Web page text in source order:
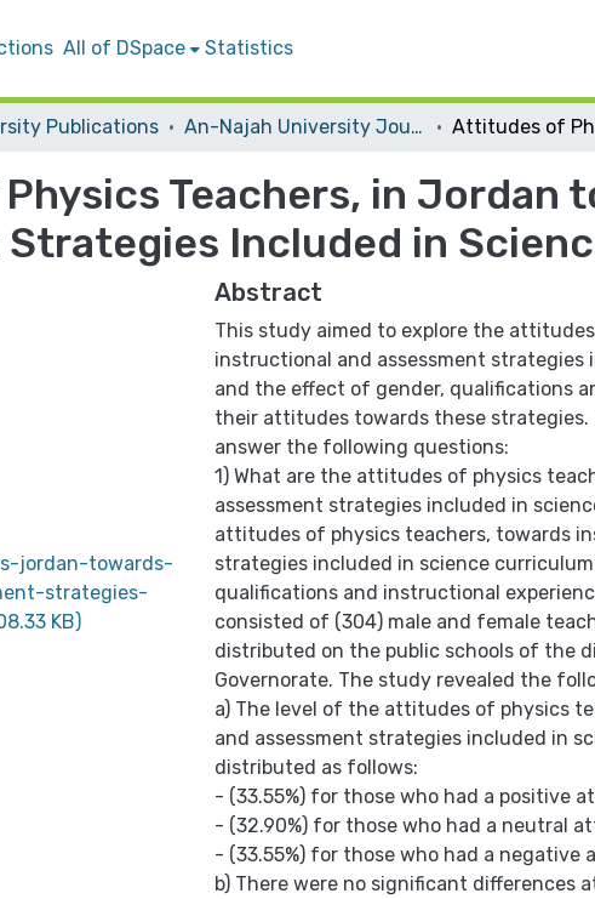
All of DSpace Statistics
Publications An-Najah University Journal for Research - B (Humanities)
Teachers, in Jordan
Included in
jordan-towards-
strategies-
KB)
Abstract
This study aimed to explore the
instructional and assessment strategies
and the effect of gender, qualifications
their attitudes towards these
answer the following questions:
1) What are the attitudes of physics
assessment strategies included in
attitudes of physics teachers, towards
strategies included in science
qualifications and instructional
consisted of (304) male and female
distributed on the public schools of the
Governorate. The study revealed the
a) The level of the attitudes of physics
and assessment strategies included in
distributed as follows:
- (33.55%) for those who had a positive
- (32.90%) for those who had a neutral
- (33.55%) for those who had a negative
b) There were no significant differences